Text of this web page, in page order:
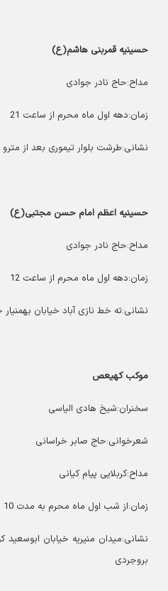
حسینیه قمربنی هاشم(ع)
مداح:حاج نادر جوادی
زمان:دهه اول ماه محرم از ساعت 21
نشانی:طرشت بلوار تیموری بعد از مترو
حسینیه اعظم امام حسن مجتبی(ع)
مداح:حاج نادر جوادی
زمان:دهه اول ماه محرم از ساعت 12
نشانی:ته خط نازی آباد خیابان بهمنیار
موکب کهیعص
سخنران:شیخ هادی الیاسی
شعرخوانی:حاج صابر خراسانی
مداح:کربلایی پیام کیانی
زمان:از شب اول ماه محرم به مدت 10 شب از ساعت 20:30
نشانی:میدان منیریه خیابان ابوسعید
بروجردی